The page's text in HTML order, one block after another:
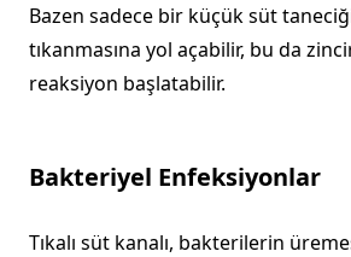
Bazen sadece bir küçük süt
tıkanmasına yol açabilir, bu da
reaksiyon başlatabilir.
Bakteriyel Enfeksiyonlar
Tıkalı süt kanalı, bakterilerin